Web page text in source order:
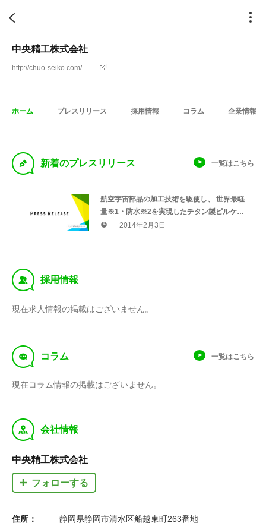
中央精工株式会社
http://chuo-seiko.com/
ホーム プレスリリース 採用情報 コラム 企業情報
D 新着のプレスリリース 一覧はこちら
航空宇宙部品の加工技術を駆使し、 世界最軽
量※1・防水※2を実現したチタン製ピルケー
ス 「I-N-R-O NITRO（ニトロ）」を発売
2014年2月3日
‰ 採用情報
現在求人情報の掲載はございません。
f コラム 一覧はこちら
現在コラム情報の掲載はございません。
y 会社情報
中央精工株式会社
フォローする
住所： 静岡県静岡市清水区船越東町263番地